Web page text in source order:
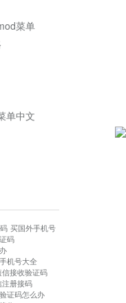
菜单
单中文
买国外手机号
码
机号大全
信接收验证码
注册接码
证码怎么办